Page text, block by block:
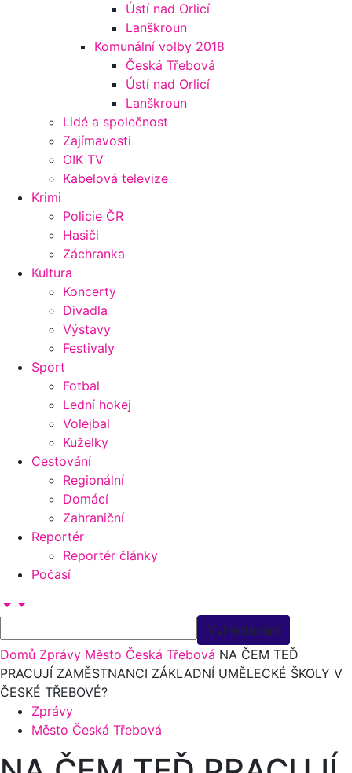
Ústí nad Orlicí
Lanškroun
Komunální volby 2018
Česká Třebová
Ústí nad Orlicí
Lanškroun
Lidé a společnost
Zajímavosti
OIK TV
Kabelová televize
Krimi
Policie ČR
Hasiči
Záchranka
Kultura
Koncerty
Divadla
Výstavy
Festivaly
Sport
Fotbal
Lední hokej
Volejbal
Kuželky
Cestování
Regionální
Domácí
Zahraniční
Reportér
Reportér články
Počasí
Domů Zprávy Město Česká Třebová NA ČEM TEĎ
PRACUJÍ ZAMĚSTNANCI ZÁKLADNÍ UMĚLECKÉ ŠKOLY V
ČESKÉ TŘEBOVÉ?
Zprávy
Město Česká Třebová